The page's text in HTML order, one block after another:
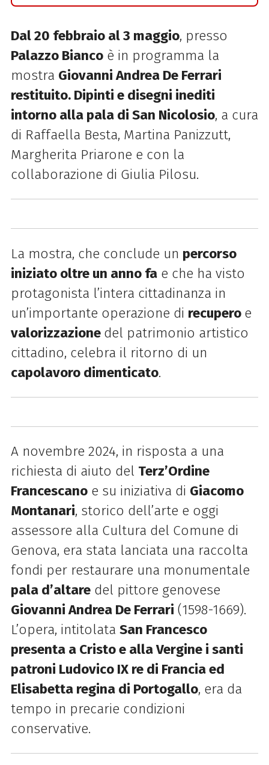
Dal 20 febbraio al 3 maggio, presso
Palazzo Biancoè in programma la
mostra Giovanni Andrea De Ferrari
restituito. Dipinti e disegni inediti
intorno alla pala di San Nicolosio, a cura
di Raffaella Besta, Martina Panizzutt,
Margherita Priarone e con la
collaborazione di Giulia Pilosu.
La mostra, che conclude un percorso
iniziato oltre un anno fae che ha visto
protagonista l’intera cittadinanza in
un’importante operazione di recupero e
valorizzazione del patrimonio artistico
cittadino, celebra il ritorno di un
capolavoro dimenticato.
A novembre 2024, in risposta a una
richiesta di aiuto del Terz’Ordine
Francescanoe su iniziativa di Giacomo
Montanari, storico dell’arte e oggi
assessore alla Cultura del Comune di
Genova, era stata lanciata una raccolta
fondi per restaurare una monumentale
pala d’altaredel pittore genovese
Giovanni Andrea De Ferrari (1598-1669).
L’opera, intitolata San Francesco
presenta a Cristo e alla Vergine i santi
patroni Ludovico IX re di Francia ed
Elisabetta regina di Portogallo, era da
tempo in precarie condizioni
conservative.